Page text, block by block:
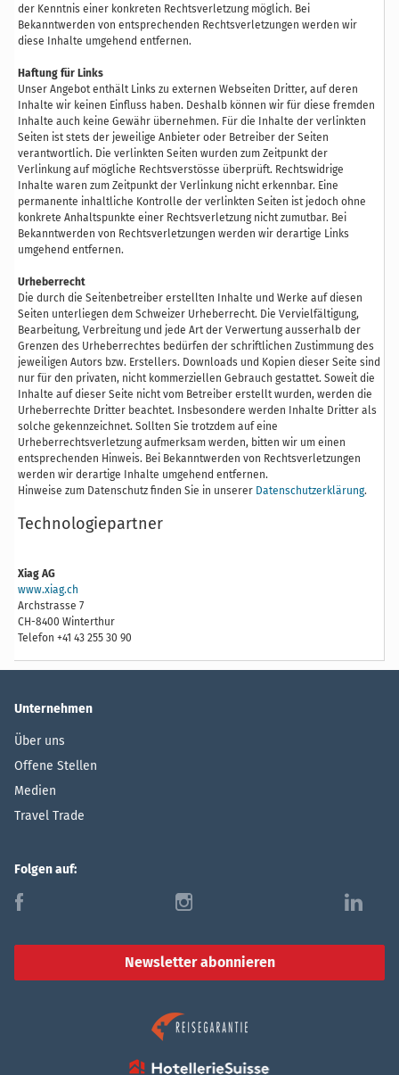
der Kenntnis einer konkreten Rechtsverletzung möglich. Bei
Bekanntwerden von entsprechenden Rechtsverletzungen werden wir
diese Inhalte umgehend entfernen.
Haftung für Links
Unser Angebot enthält Links zu externen Webseiten Dritter, auf deren
Inhalte wir keinen Einfluss haben. Deshalb können wir für diese fremden
Inhalte auch keine Gewähr übernehmen. Für die Inhalte der verlinkten
Seiten ist stets der jeweilige Anbieter oder Betreiber der Seiten
verantwortlich. Die verlinkten Seiten wurden zum Zeitpunkt der
Verlinkung auf mögliche Rechtsverstösse überprüft. Rechtswidrige
Inhalte waren zum Zeitpunkt der Verlinkung nicht erkennbar. Eine
permanente inhaltliche Kontrolle der verlinkten Seiten ist jedoch ohne
konkrete Anhaltspunkte einer Rechtsverletzung nicht zumutbar. Bei
Bekanntwerden von Rechtsverletzungen werden wir derartige Links
umgehend entfernen.
Urheberrecht
Die durch die Seitenbetreiber erstellten Inhalte und Werke auf diesen
Seiten unterliegen dem Schweizer Urheberrecht. Die Vervielfältigung,
Bearbeitung, Verbreitung und jede Art der Verwertung ausserhalb der
Grenzen des Urheberrechtes bedürfen der schriftlichen Zustimmung des
jeweiligen Autors bzw. Erstellers. Downloads und Kopien dieser Seite sind
nur für den privaten, nicht kommerziellen Gebrauch gestattet. Soweit die
Inhalte auf dieser Seite nicht vom Betreiber erstellt wurden, werden die
Urheberrechte Dritter beachtet. Insbesondere werden Inhalte Dritter als
solche gekennzeichnet. Sollten Sie trotzdem auf eine
Urheberrechtsverletzung aufmerksam werden, bitten wir um einen
entsprechenden Hinweis. Bei Bekanntwerden von Rechtsverletzungen
werden wir derartige Inhalte umgehend entfernen.
Hinweise zum Datenschutz finden Sie in unserer Datenschutzerklärung.
Technologiepartner
Xiag AG
www.xiag.ch
Archstrasse 7
CH-8400 Winterthur
Telefon +41 43 255 30 90
Unternehmen
Über uns
Offene Stellen
Medien
Travel Trade
Folgen auf:
f i l
Newsletter abonnieren